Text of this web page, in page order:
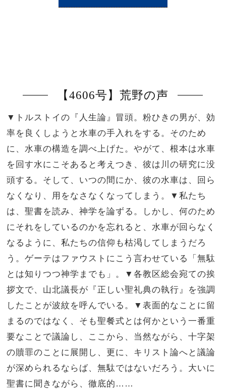
【4606号】荒野の声
▼トルストイの『人生論』冒頭。粉ひきの男が、効
率を良くしようと水車の手入れをする。そのため
に、水車の構造を調べ上げた。やがて、根本は水車
を回す水にこそあると考えつき、彼は川の研究に没
頭する。そして、いつの間にか、彼の水車は、回ら
なくなり、用をなさなくなってしまう。▼私たち
は、聖書を読み、神学を論ずる。しかし、何のため
にそれをしているのかを忘れると、水車が回らなく
なるように、私たちの信仰も枯渇してしまうだろ
う。ゲーテはファウストにこう言わせている「無駄
とは知りつつ神学までも」。▼各教区総会宛ての挨
拶文で、山北議長が『正しい聖礼典の執行』を強調
したことが波紋を呼んでいる。▼表面的なことに留
まるのではなく、そも聖餐式とは何かという一番重
要なことで議論し、ここから、当然ながら、十字架
の贖罪のことに展開し、更に、キリスト論へと議論
が深められるならば、無駄ではないだろう。大いに
聖書に聞きながら、徹底的……